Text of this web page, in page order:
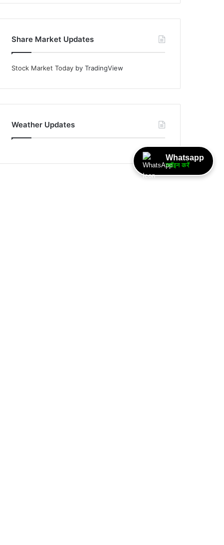
Share Market Updates
Stock Market Today by TradingView
Weather Updates
Whatsapp
ज्वॉइन करें